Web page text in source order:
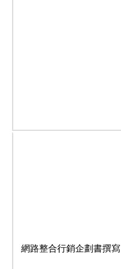
網路整合行銷企劃書撰寫